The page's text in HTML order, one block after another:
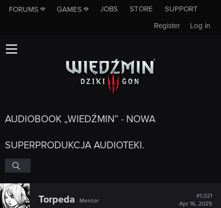
FORUMS GAMES JOBS STORE
SUPPORT
Log in
Register
AUDIOBOOK „WIEDŹMIN” - NOWA
SUPERPRODUKCJA AUDIOTEKI.
Torpeda Mentor
#1,021
Apr 16, 2025